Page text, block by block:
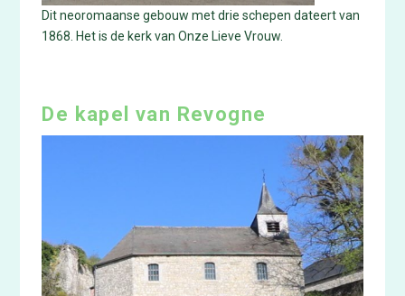
Dit neoromaanse gebouw met drie schepen dateert van
1868. Het is de kerk van Onze Lieve Vrouw.
De kapel van Revogne